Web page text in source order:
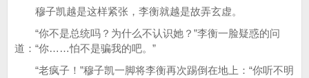
穆子凯越是这样紧张，李衡就越是故弄玄虚。
“你不是总统吗？为什么不认识她？”李衡一脸疑惑的问
道：“你……怕不是骗我的吧。”
“老疯子！”穆子凯一脚将李衡再次踢倒在地上：“你听不明